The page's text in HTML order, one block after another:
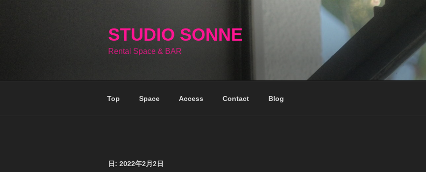
STUDIO SONNE
Rental Space & BAR
Top Space Access Contact Blog
日: 2022年2月2日